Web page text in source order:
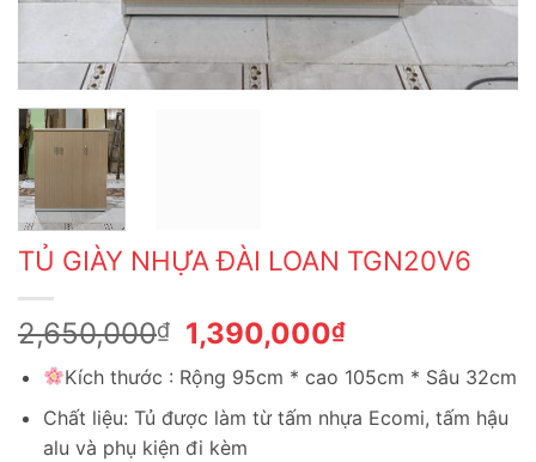
TỦ GIÀY NHỰA ĐÀI LOAN TGN20V6
2,650,000₫
Giá
gốc
là:
2,650,000₫.
1,390,000₫Giá
tại
là:
Kích thước : Rộng 95cm * cao 105cm * Sâu 32cm
Chất liệu: Tủ được làm từ tấm nhựa Ecomi, tấm hậu
alu và phụ kiện đi kèm